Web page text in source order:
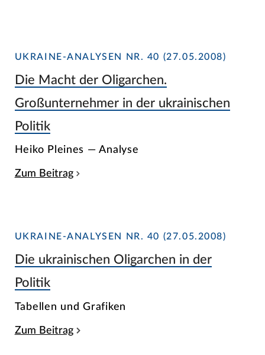
UKRAINE-ANALYSEN NR. 40 (27.05.2008)
Die Macht der Oligarchen.
Großunternehmer in der ukrainischen
Politik
Heiko Pleines — Analyse
Zum Beitrag
UKRAINE-ANALYSEN NR. 40 (27.05.2008)
Die ukrainischen Oligarchen in der
Politik
Tabellen und Grafiken
Zum Beitrag